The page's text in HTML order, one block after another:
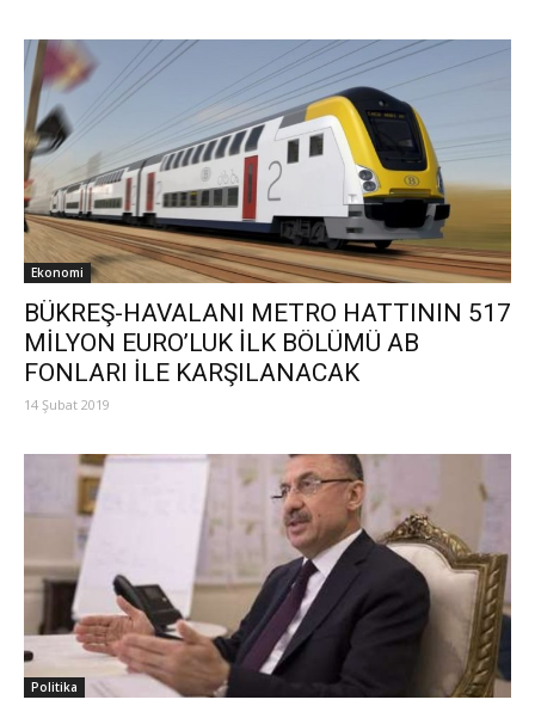
Ekonomi
BÜKREŞ-HAVALANI METRO HATTININ 517
MİLYON EURO’LUK İLK BÖLÜMÜ AB
FONLARI İLE KARŞILANACAK
14 Şubat 2019
Politika